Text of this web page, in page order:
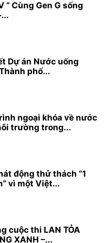
” Cùng Gen G sống
Dự án Nước uống
phố...
ngoại khóa về nước
trường trong...
động thử thách “1
vì một Việt...
cuộc thi LAN TỎA
XANH –...